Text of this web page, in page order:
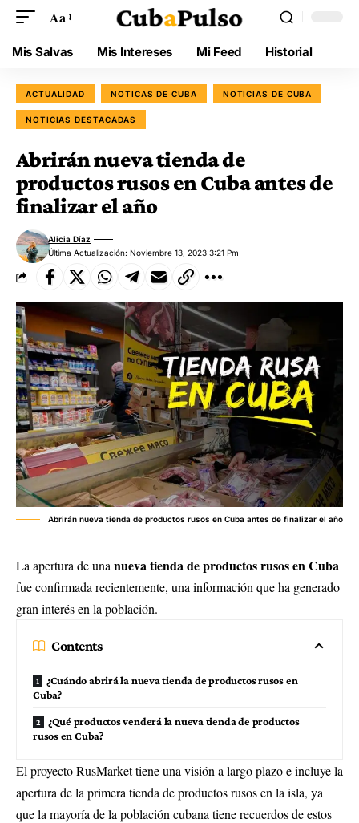
Aa
Mis Salvas Mis Intereses Mi Feed Historial
ACTUALIDAD NOTICAS DE CUBA NOTICIAS DE CUBA
NOTICIAS DESTACADAS
Abrirán nueva tienda de
productos rusos en Cuba antes de
finalizar el año
Última Actualización: Noviembre 13, 2023 3:21 Pm
Alicia Díaz
Abrirán nueva tienda de productos rusos en Cuba antes de finalizar el año
La apertura de una nueva tienda de productos rusos en Cuba
fue confirmada recientemente, una información que ha generado
gran interés en la población.
Contents
¿Cuándo abrirá la nueva tienda de productos rusos en
Cuba?
¿Qué productos venderá la nueva tienda de productos
rusos en Cuba?
El proyecto RusMarket tiene una visión a largo plazo e incluye la
apertura de la primera tienda de productos rusos en la isla, ya
que la mayoría de la población cubana tiene recuerdos de estos